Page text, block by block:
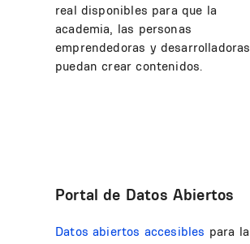
real disponibles para que la
academia, las personas
emprendedoras y desarrolladoras
puedan crear contenidos.
Portal de Datos Abiertos
Datos abiertos accesibles para la